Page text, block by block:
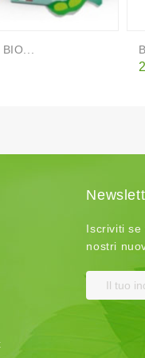
Iscriviti se
nostri